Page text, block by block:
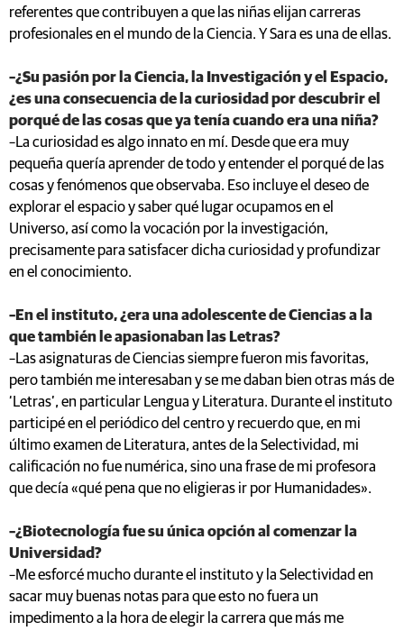
referentes que contribuyen a que las niñas elijan carreras
profesionales en el mundo de la Ciencia. Y Sara es una de ellas.
–¿Su pasión por la Ciencia, la Investigación y el Espacio,
¿es una consecuencia de la curiosidad por descubrir el
porqué de las cosas que ya tenía cuando era una niña?
–La curiosidad es algo innato en mí. Desde que era muy
pequeña quería aprender de todo y entender el porqué de las
cosas y fenómenos que observaba. Eso incluye el deseo de
explorar el espacio y saber qué lugar ocupamos en el
Universo, así como la vocación por la investigación,
precisamente para satisfacer dicha curiosidad y profundizar
en el conocimiento.
–En el instituto, ¿era una adolescente de Ciencias a la
que también le apasionaban las Letras?
–Las asignaturas de Ciencias siempre fueron mis favoritas,
pero también me interesaban y se me daban bien otras más de
‘Letras’, en particular Lengua y Literatura. Durante el instituto
participé en el periódico del centro y recuerdo que, en mi
último examen de Literatura, antes de la Selectividad, mi
calificación no fue numérica, sino una frase de mi profesora
que decía «qué pena que no eligieras ir por Humanidades».
–¿Biotecnología fue su única opción al comenzar la
Universidad?
–Me esforcé mucho durante el instituto y la Selectividad en
sacar muy buenas notas para que esto no fuera un
impedimento a la hora de elegir la carrera que más me